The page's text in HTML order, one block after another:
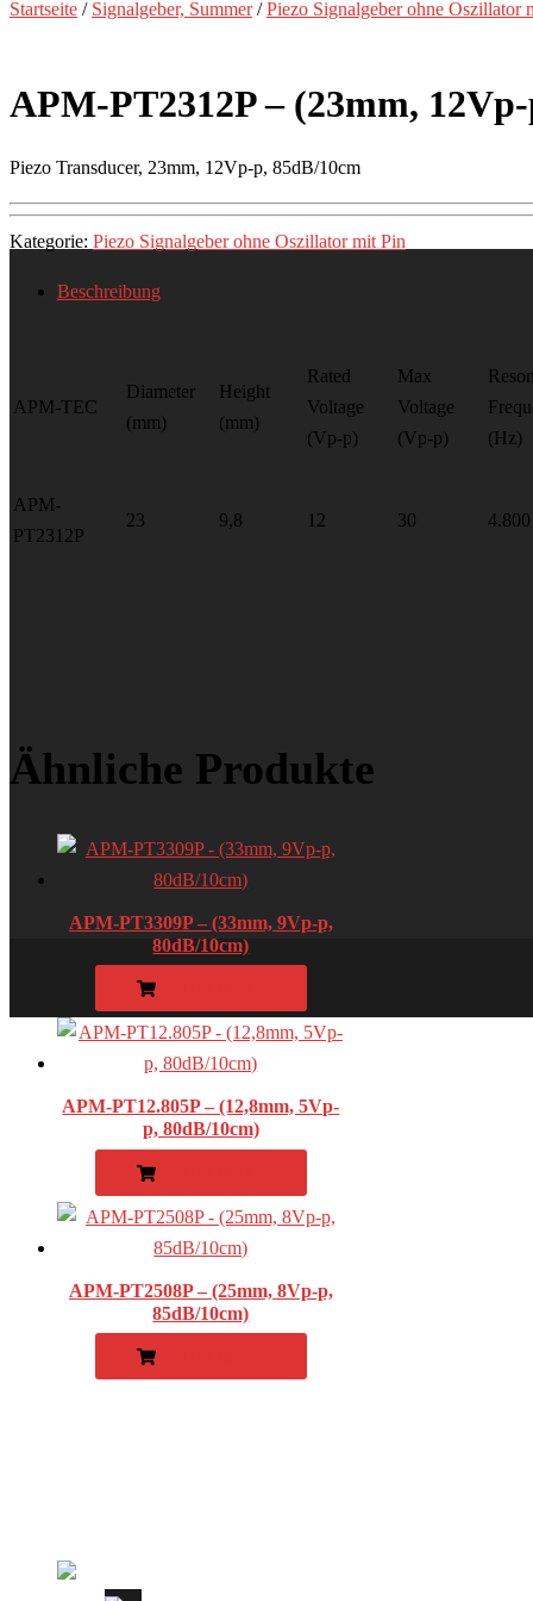
Startseite / Signalgeber, Summer/Piezo Signalgeber ohne Oszillator
APM-PT2312P – (23mm,
Piezo Transducer, 23mm, 12Vp-p, 85dB/10cm
Kategorie: Piezo Signalgeber ohne Oszillator mit Pin
Beschreibung
APM-TEC
Diameter
(mm)
Height
(mm)
Rated
Voltage
(Vp-p)
Max
Voltage
(Vp-p)
(Hz)
APM-
PT2312P
23 9,8 12 30 4.800
Ähnliche Produkte
APM-PT3309P – (33mm, 9Vp-p,
80dB/10cm)
WEITERLESEN
APM-PT12.805P – (12,8mm, 5Vp-
p, 80dB/10cm)
WEITERLESEN
APM-PT2508P – (25mm, 8Vp-p,
85dB/10cm)
WEITERLESEN